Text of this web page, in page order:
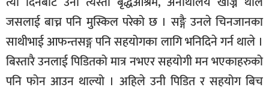
जसलाई बाच्न पनि मुस्किल परेको छ । सङ्गै उनले चिनजानका
साथीभाई आफन्तसङ्ग पनि सहयोगका लागि भनिदिने गर्न थाले ।
बिस्तारै उनलाई पिडितको मात्र नभएर सहयोगी मन भएकाहरुको
पनि फोन आउन थाल्यो । अहिले उनी पिडित र सहयोग बिच